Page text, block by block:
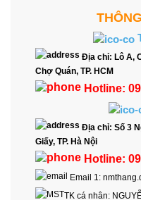
Địa chỉ: Lô A,
Chợ Quán, TP. HCM
Hotline:
Địa chỉ: Số 3
Giấy, TP. Hà Nội
Hotline:
Email 1:
TK cá nhân: